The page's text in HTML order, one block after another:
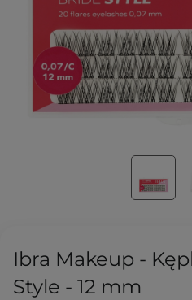
Ibra Makeup -
Style - 12 mm